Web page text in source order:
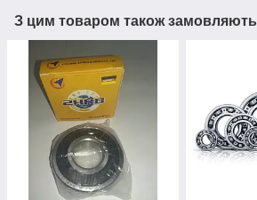
З цим товаром також замовляють